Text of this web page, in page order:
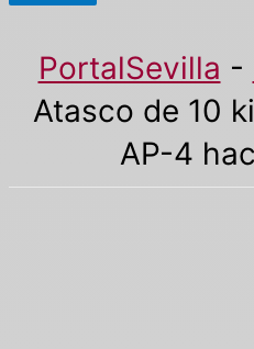
Menú
PortalSevilla -
Atasco de 10
AP-4